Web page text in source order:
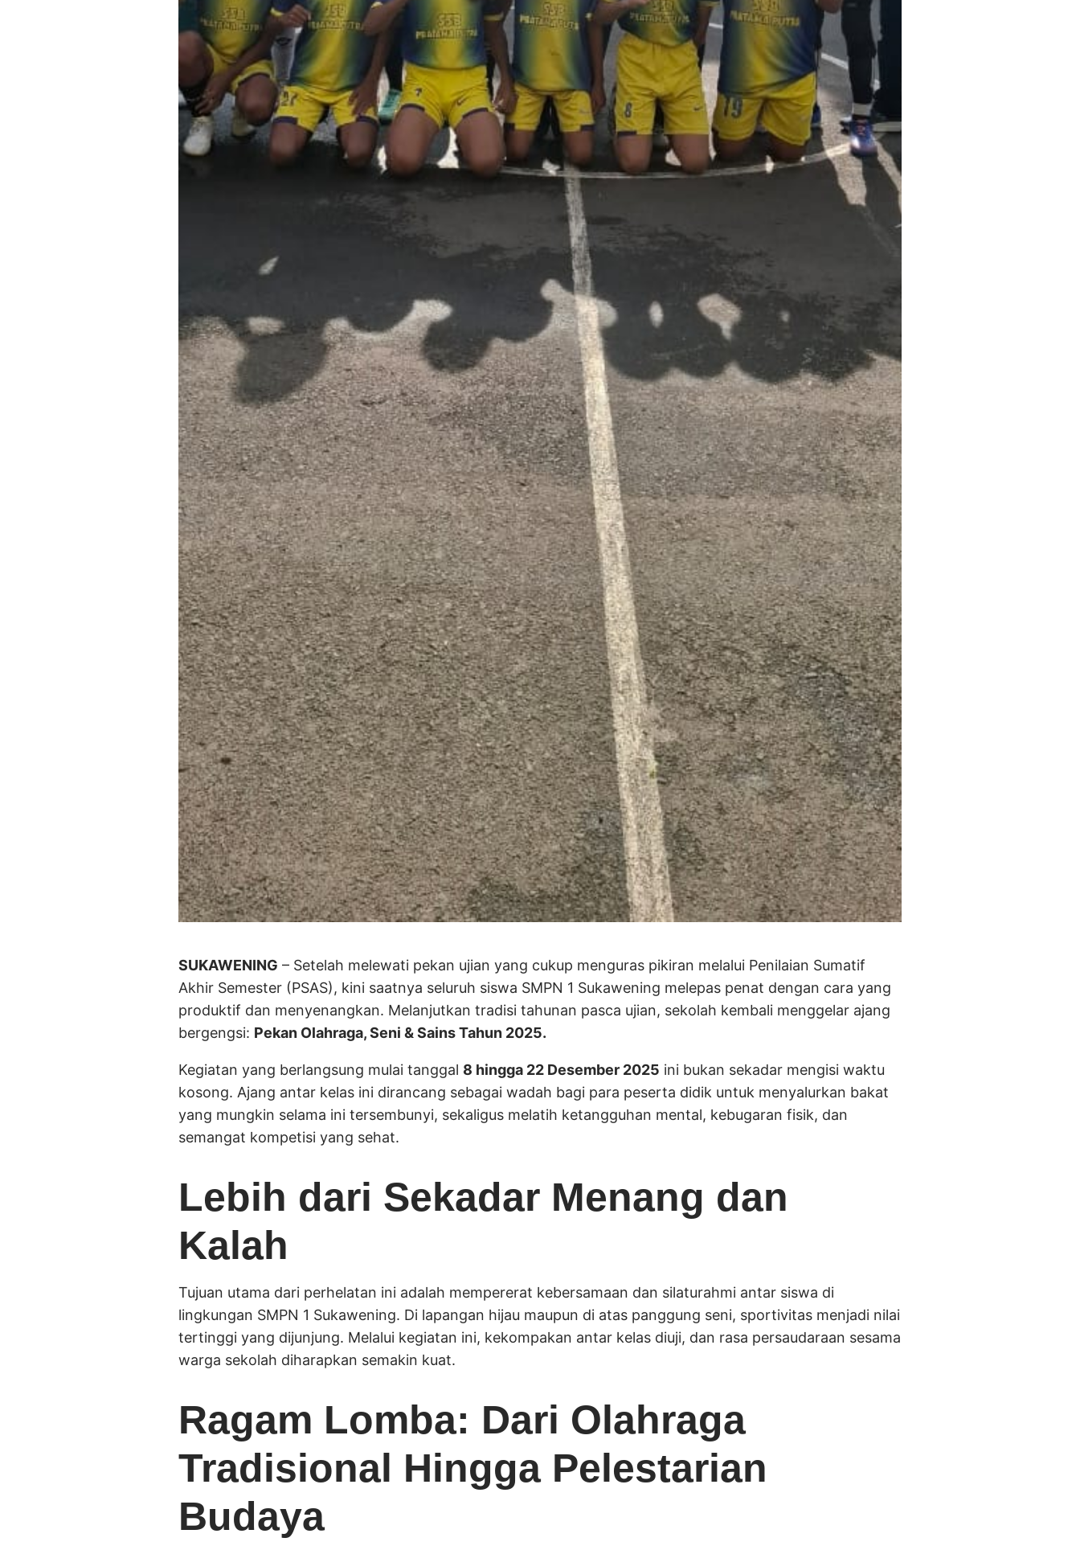
SUKAWENING – Setelah melewati pekan ujian yang cukup menguras pikiran melalui Penilaian Sumatif
Akhir Semester (PSAS), kini saatnya seluruh siswa SMPN 1 Sukawening melepas penat dengan cara yang
produktif dan menyenangkan. Melanjutkan tradisi tahunan pasca ujian, sekolah kembali menggelar ajang
bergengsi: Pekan Olahraga, Seni & Sains Tahun 2025.
Kegiatan yang berlangsung mulai tanggal 8 hingga 22 Desember 2025 ini bukan sekadar mengisi waktu
kosong. Ajang antar kelas ini dirancang sebagai wadah bagi para peserta didik untuk menyalurkan bakat
yang mungkin selama ini tersembunyi, sekaligus melatih ketangguhan mental, kebugaran fisik, dan
semangat kompetisi yang sehat.
Lebih dari Sekadar Menang dan
Kalah
Tujuan utama dari perhelatan ini adalah mempererat kebersamaan dan silaturahmi antar siswa di
lingkungan SMPN 1 Sukawening. Di lapangan hijau maupun di atas panggung seni, sportivitas menjadi nilai
tertinggi yang dijunjung. Melalui kegiatan ini, kekompakan antar kelas diuji, dan rasa persaudaraan sesama
warga sekolah diharapkan semakin kuat.
Ragam Lomba: Dari Olahraga
Tradisional Hingga Pelestarian
Budaya